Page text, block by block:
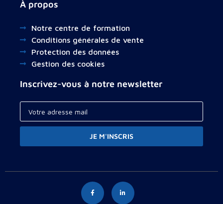
À propos
Notre centre de formation
Conditions générales de vente
Protection des données
Gestion des cookies
Inscrivez-vous à notre newsletter
JE M'INSCRIS